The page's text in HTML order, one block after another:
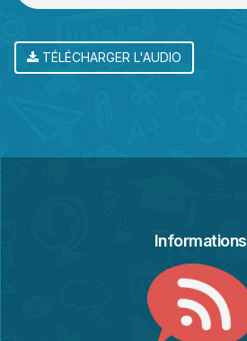
TÉLÉCHARGER L'AUDIO
Informations